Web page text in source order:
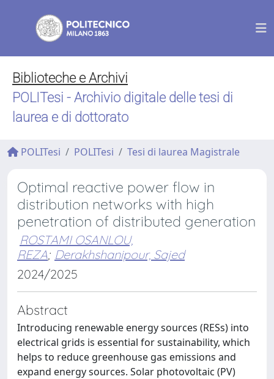
Biblioteche e Archivi
POLITesi - Archivio digitale delle tesi di
laurea e di dottorato
POLITesi POLITesi Tesi di laurea Magistrale
Optimal reactive power flow in
distribution networks with high
penetration of distributed generation
ROSTAMI OSANLOU,
REZA; Derakhshanipour, Sajed
2024/2025
Abstract
Introducing renewable energy sources (RESs) into
electrical grids is essential for sustainability, which
helps to reduce greenhouse gas emissions and
expand energy sources. Solar photovoltaic (PV)